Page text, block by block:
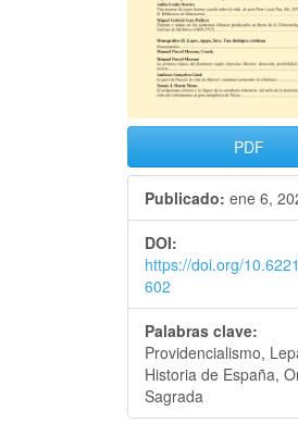
PDF
Publicado: ene 6,
DOI:
https://doi.org/
602
Palabras clave:
Providencialismo,
Historia de España,
Sagrada